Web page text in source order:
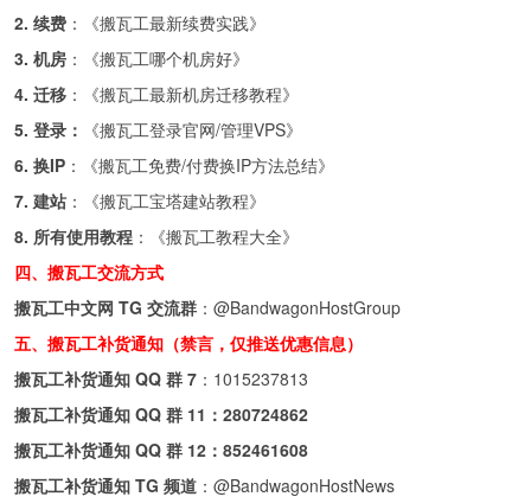
2. 续费 ：《搬瓦工最新续费实践》
3. 机房 ：《搬瓦工哪个机房好》
4. 迁移 ：《搬瓦工最新机房迁移教程》
5. 登录：
《搬瓦工登录官网/管理VPS》
6. 换IP ：《搬瓦工免费/付费换IP方法总结》
7. 建站 ：《搬瓦工宝塔建站教程》
8. 所有使用教程 ：《搬瓦工教程大全》
四、搬瓦工交流方式
搬瓦工中文网 TG 交流群 ： @BandwagonHostGroup
五、搬瓦工补货通知（禁言，仅推送优惠信息）
搬瓦工补货通知 QQ 群 7 ： 1015237813
搬瓦工补货通知 QQ 群 11： 280724862
搬瓦工补货通知 QQ 群 12： 852461608
搬瓦工补货通知 TG 频道 ： @BandwagonHostNews